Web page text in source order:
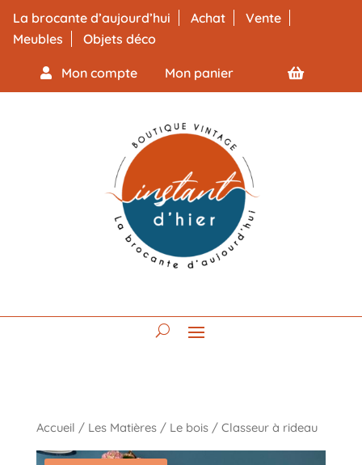
La brocante d’aujourd’hui Achat
Vente
Meubles
Objets déco
Mon compte Mon panier
Accueil / Les Matières/ Le bois/ Classeur à rideau